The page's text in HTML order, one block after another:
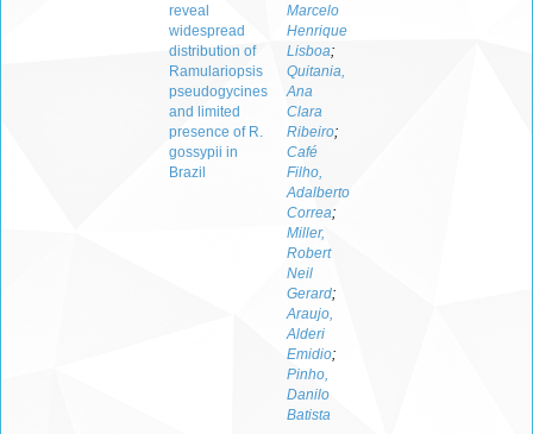
reveal
widespread
distribution of
Ramulariopsis
pseudogycines
and limited
presence of R.
gossypii in
Brazil
Marcelo
Henrique
Lisboa;
Quitania,
Ana
Clara
Ribeiro;
Café
Filho,
Adalberto
Correa;
Miller,
Robert
Neil
Gerard;
Araujo,
Alderi
Emidio;
Pinho,
Danilo
Batista